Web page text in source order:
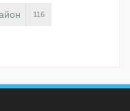
116